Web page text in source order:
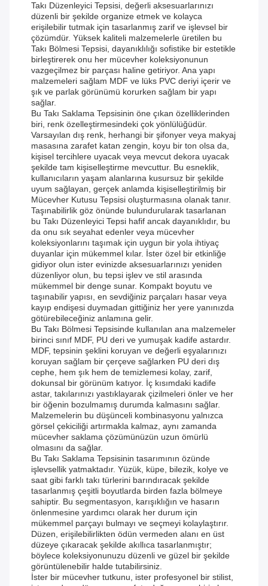
Takı Düzenleyici Tepsisi, değerli aksesuarlarınızı
düzenli bir şekilde organize etmek ve kolayca
erişilebilir tutmak için tasarlanmış zarif ve işlevsel bir
çözümdür. Yüksek kaliteli malzemelerle üretilen bu
Takı Bölmesi Tepsisi, dayanıklılığı sofistike bir estetikle
birleştirerek onu her mücevher koleksiyonunun
vazgeçilmez bir parçası haline getiriyor. Ana yapı
malzemeleri sağlam MDF ve lüks PVC deriyi içerir ve
şık ve parlak görünümü korurken sağlam bir yapı
sağlar.
Bu Takı Saklama Tepsisinin öne çıkan özelliklerinden
biri, renk özelleştirmesindeki çok yönlülüğüdür.
Varsayılan dış renk, herhangi bir şifonyer veya makyaj
masasına zarafet katan zengin, koyu bir ton olsa da,
kişisel tercihlere uyacak veya mevcut dekora uyacak
şekilde tam kişiselleştirme mevcuttur. Bu esneklik,
kullanıcıların yaşam alanlarına kusursuz bir şekilde
uyum sağlayan, gerçek anlamda kişiselleştirilmiş bir
Mücevher Kutusu Tepsisi oluşturmasına olanak tanır.
Taşınabilirlik göz önünde bulundurularak tasarlanan
bu Takı Düzenleyici Tepsi hafif ancak dayanıklıdır, bu
da onu sık seyahat edenler veya mücevher
koleksiyonlarını taşımak için uygun bir yola ihtiyaç
duyanlar için mükemmel kılar. İster özel bir etkinliğe
gidiyor olun ister evinizde aksesuarlarınızı yeniden
düzenliyor olun, bu tepsi işlev ve stil arasında
mükemmel bir denge sunar. Kompakt boyutu ve
taşınabilir yapısı, en sevdiğiniz parçaları hasar veya
kayıp endişesi duymadan gittiğiniz her yere yanınızda
götürebileceğiniz anlamına gelir.
Bu Takı Bölmesi Tepsisinde kullanılan ana malzemeler
birinci sınıf MDF, PU deri ve yumuşak kadife astardır.
MDF, tepsinin şeklini koruyan ve değerli eşyalarınızı
koruyan sağlam bir çerçeve sağlarken PU deri dış
cephe, hem şık hem de temizlemesi kolay, zarif,
dokunsal bir görünüm katıyor. İç kısımdaki kadife
astar, takılarınızı yastıklayarak çizilmeleri önler ve her
bir öğenin bozulmamış durumda kalmasını sağlar.
Malzemelerin bu düşünceli kombinasyonu yalnızca
görsel çekiciliği artırmakla kalmaz, aynı zamanda
mücevher saklama çözümünüzün uzun ömürlü
olmasını da sağlar.
Bu Takı Saklama Tepsisinin tasarımının özünde
işlevsellik yatmaktadır. Yüzük, küpe, bilezik, kolye ve
saat gibi farklı takı türlerini barındıracak şekilde
tasarlanmış çeşitli boyutlarda birden fazla bölmeye
sahiptir. Bu segmentasyon, karışıklığın ve hasarın
önlenmesine yardımcı olarak her durum için
mükemmel parçayı bulmayı ve seçmeyi kolaylaştırır.
Düzen, erişilebilirlikten ödün vermeden alanı en üst
düzeye çıkaracak şekilde akıllıca tasarlanmıştır;
böylece koleksiyonunuzu düzenli ve güzel bir şekilde
görüntülenebilir halde tutabilirsiniz.
İster bir mücevher tutkunu, ister profesyonel bir stilist,